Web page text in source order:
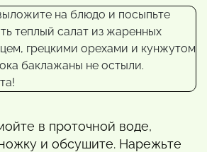
в проточной воде,
и обсушите. Нарежьте